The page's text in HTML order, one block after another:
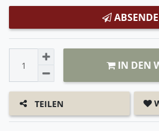
IN DEN
TEILEN